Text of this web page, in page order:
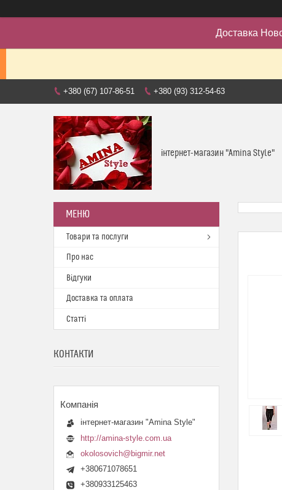
Доставка
+380 (67) 107-86-51 +380 (93) 312-54-63
інтернет-магазин "Amina Style"
Товари та послуги
Про нас
Відгуки
Доставка та оплата
Статті
КОНТАКТИ
інтернет-магазин "Amina Style"
http://amina-style.com.ua
okolosovich@bigmir.net
+380671078651
+380933125463